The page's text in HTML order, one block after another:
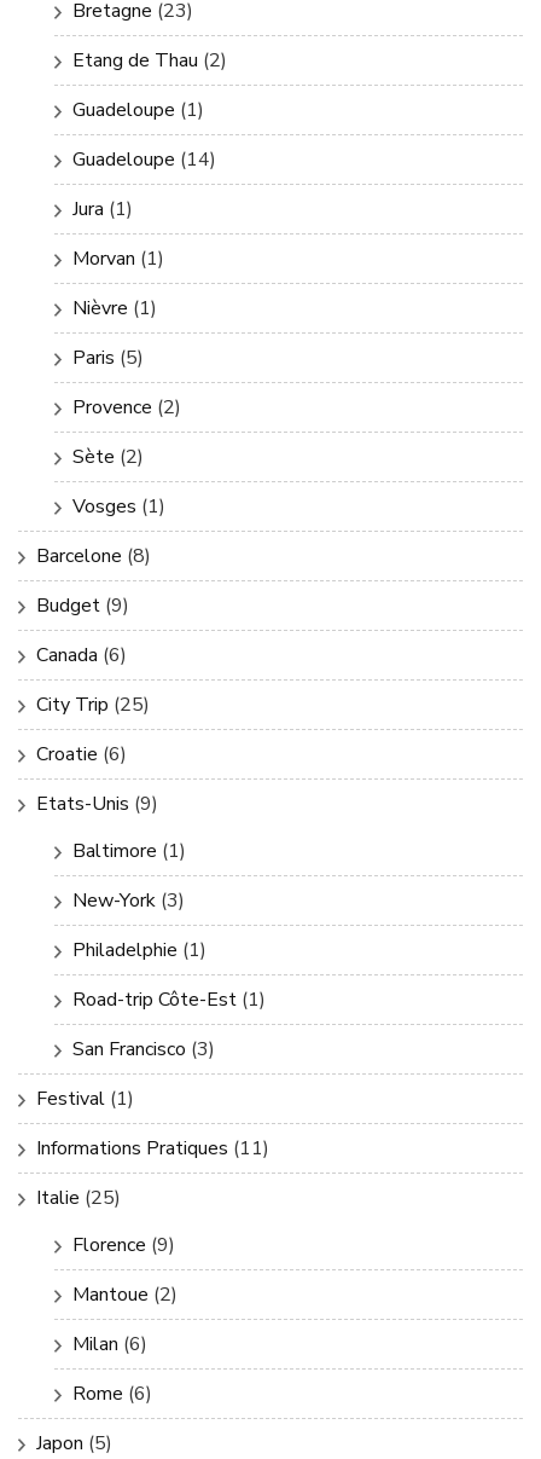
Bretagne (23)
Etang de Thau (2)
Guadeloupe (1)
Guadeloupe (14)
Jura (1)
Morvan (1)
Nièvre (1)
Paris (5)
Provence (2)
Sète (2)
Vosges (1)
Barcelone (8)
Budget (9)
Canada (6)
City Trip (25)
Croatie (6)
Etats-Unis (9)
Baltimore (1)
New-York (3)
Philadelphie (1)
Road-trip Côte-Est (1)
San Francisco (3)
Festival (1)
Informations Pratiques (11)
Italie (25)
Florence (9)
Mantoue (2)
Milan (6)
Rome (6)
Japon (5)